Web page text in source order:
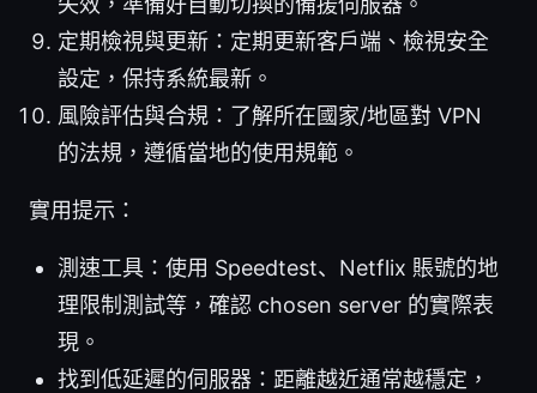
定期檢視與更新：定期更新客戶端、檢視安全
設定，保持系統最新。
風險評估與合規：了解所在國家/地區對 VPN
的法規，遵循當地的使用規範。
實用提示：
測速工具：使用 Speedtest、Netflix 賬號的地
理限制測試等，確認 chosen server 的實際表
現。
找到低延遲的伺服器：距離越近通常越穩定，